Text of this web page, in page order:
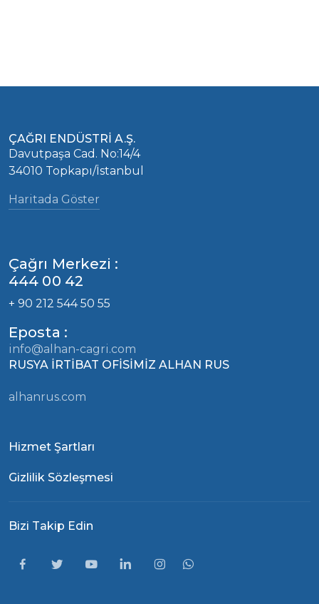
ÇAĞRI ENDÜSTRİ A.Ş.
Davutpaşa Cad. No:14/4
34010 Topkapı/İstanbul
Haritada Göster
Çağrı Merkezi :
444 00 42
+ 90 212 544 50 55
Eposta :
info@alhan-cagri.com
RUSYA İRTİBAT OFİSİMİZ ALHAN RUS
alhanrus.com
Hizmet Şartları
Gizlilik Sözleşmesi
Bizi Takip Edin